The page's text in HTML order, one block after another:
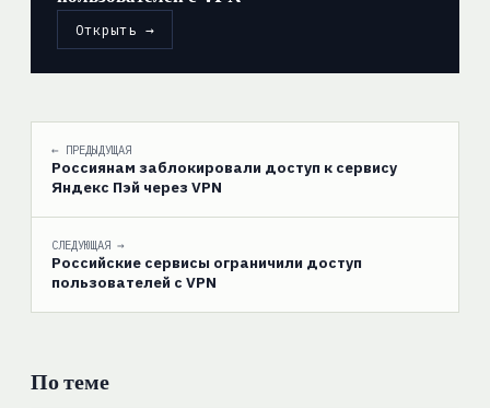
Открыть →
← ПРЕДЫДУЩАЯ
Россиянам заблокировали доступ к сервису
Яндекс Пэй через VPN
СЛЕДУЮЩАЯ →
Российские сервисы ограничили доступ
пользователей с VPN
По теме